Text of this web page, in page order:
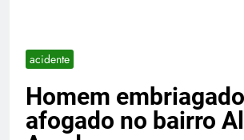
acidente
Homem
afogado no bairro